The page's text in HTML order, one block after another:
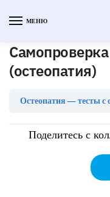
МЕНЮ
(остеопатия)
Остеопатия — тесты с
Поделитесь с